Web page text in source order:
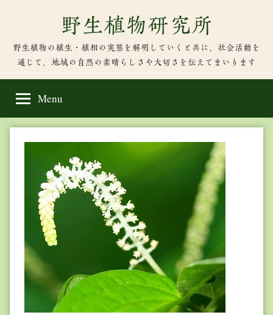
content
野生植物研究所
野生植物の植生・植相の実態を解明していくと共に、社会活動を
通じて、地域の自然の素晴らしさや大切さを伝えてまいります
Menu